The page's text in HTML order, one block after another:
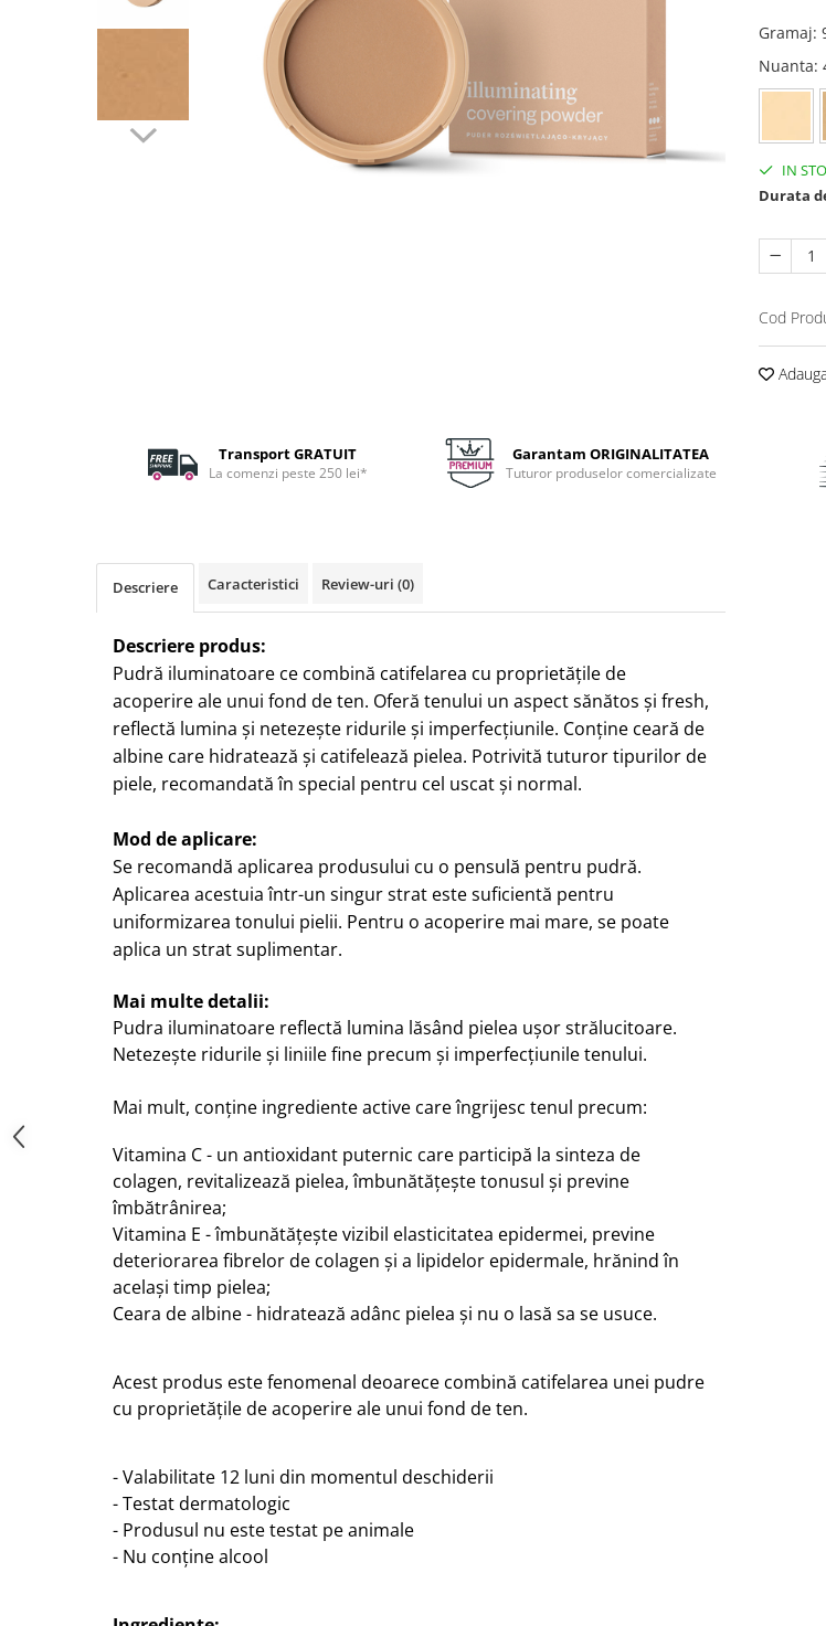
Gramaj:
Nuanta:
IN
Durata
Cod
Transport GRATUIT
La comenzi peste 250 lei*
Garantam ORIGINALITATEA
Tuturor produselor comercializate
Descriere Caracteristici Review-uri (0)
Descriere produs:
Pudră iluminatoare ce combină catifelarea cu proprietățile de
acoperire ale unui fond de ten. Oferă tenului un aspect sănătos și fresh,
reflectă lumina și netezește ridurile și imperfecțiunile. Conține ceară de
albine care hidratează și catifelează pielea. Potrivită tuturor tipurilor de
piele, recomandată în special pentru cel uscat și normal.
Mod de aplicare:
Se recomandă aplicarea produsului cu o pensulă pentru pudră.
Aplicarea acestuia într-un singur strat este suficientă pentru
uniformizarea tonului pielii. Pentru o acoperire mai mare, se poate
aplica un strat suplimentar.
Mai multe detalii:
Pudra iluminatoare reflectă lumina lăsând pielea ușor strălucitoare.
Netezește ridurile și liniile fine precum și imperfecțiunile tenului.
Mai mult, conține ingrediente active care îngrijesc tenul precum:
Vitamina C - un antioxidant puternic care participă la sinteza de
colagen, revitalizează pielea, îmbunătățește tonusul și previne
îmbătrânirea;
Vitamina E - îmbunătățește vizibil elasticitatea epidermei, previne
deteriorarea fibrelor de colagen și a lipidelor epidermale, hrănind în
același timp pielea;
Ceara de albine - hidratează adânc pielea și nu o lasă sa se usuce.
Acest produs este fenomenal deoarece combină catifelarea unei pudre
cu proprietățile de acoperire ale unui fond de ten.
- Valabilitate 12 luni din momentul deschiderii
- Testat dermatologic
- Produsul nu este testat pe animale
- Nu conține alcool